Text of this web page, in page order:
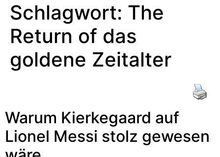
Schlagwort: The
Return of das
goldene Zeitalter
Warum Kierkegaard auf
Lionel Messi stolz gewesen